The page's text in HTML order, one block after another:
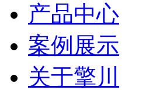
产品中心
案例展示
关于擎川